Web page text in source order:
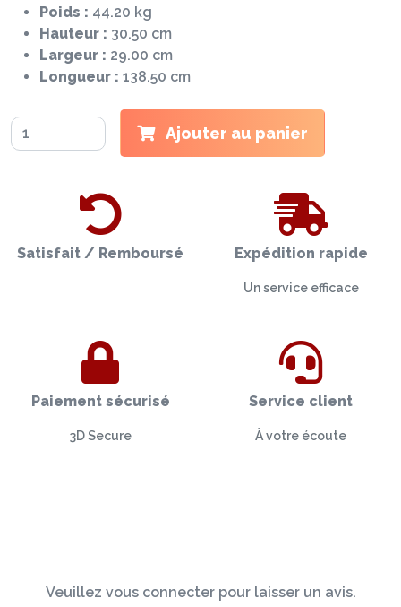
Poids : 44.20 kg
Hauteur : 30.50 cm
Largeur : 29.00 cm
Longueur : 138.50 cm
Ajouter au panier
Satisfait / Remboursé Expédition rapide
Un service efficace
Paiement sécurisé
3D Secure
Service client
À votre écoute
Veuillez vous connecter pour laisser un avis.